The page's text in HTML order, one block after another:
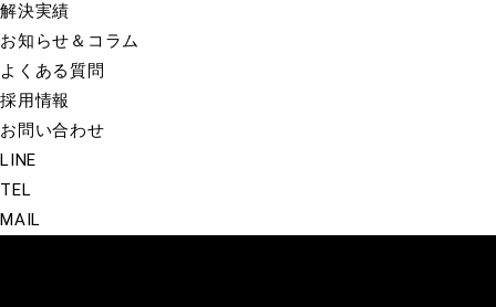
解決実績
お知らせ＆コラム
よくある質問
採用情報
お問い合わせ
LINE
TEL
MAIL